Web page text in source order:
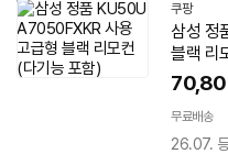
쿠팡
삼성 정
블랙 리
무료배송
26.07.